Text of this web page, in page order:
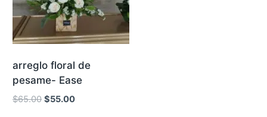
arreglo floral de
pesame- Ease
$65.00 El
$55.00El